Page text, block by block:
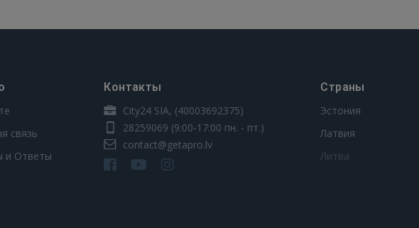
связь
и Ответы
Контакты
City24 SIA, (40003692375)
28259069 (9:00-17:00 пн. - пт.)
contact@getapro.lv
Страны
Эстония
Латвия
Литва